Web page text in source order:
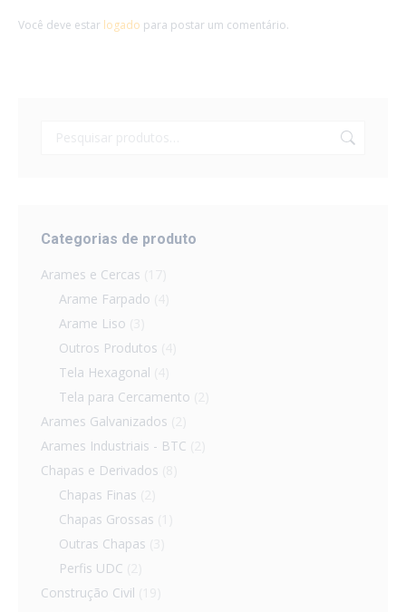
Você deve estar logado para postar um comentário.
Categorias de produto
Arames e Cercas
Arame Farpado
Arame Liso
Outros Produtos
Tela Hexagonal
Tela para Cercamento
Arames Galvanizados
Arames Industriais - BTC
Chapas e Derivados
Chapas Finas
Chapas Grossas
Outras Chapas
Perfis UDC
Construção Civil